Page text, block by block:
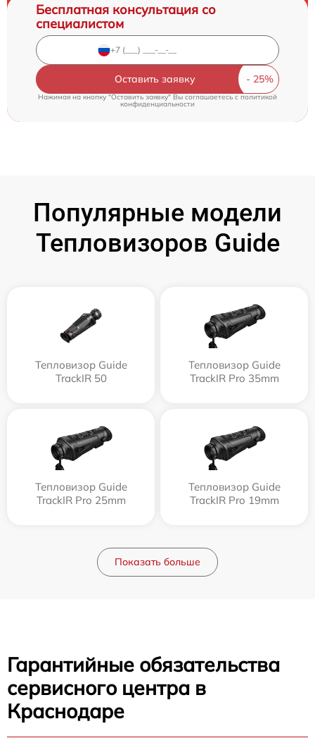
Бесплатная консультация со
специалистом
Оставить заявку
Нажимая на кнопку "Оставить заявку" Вы соглашаетесь cполитикой
конфиденциальности
Популярные модели
Тепловизоров Guide
Тепловизор Guide
TrackIR 50
Тепловизор Guide
TrackIR Pro 35mm
Тепловизор Guide
TrackIR Pro 25mm
Тепловизор Guide
TrackIR Pro 19mm
Показать больше
Гарантийные обязательства
сервисного центра в
Краснодаре